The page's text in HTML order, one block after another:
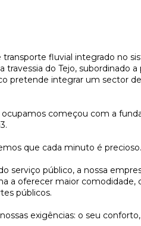
fluvial integrado no
do Tejo, subordinado a
pretende integrar um sector
começou com a
que cada minuto é precioso.
serviço público, a nossa
a oferecer maior comodidade,
públicos.
exigências: o seu